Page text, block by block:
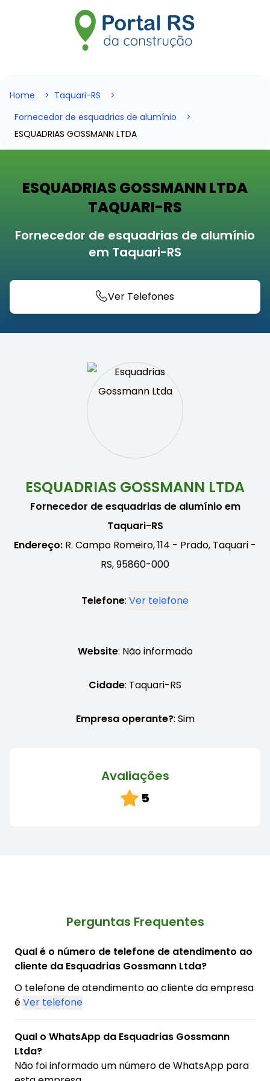
Home
Taquari-RS
Fornecedor de esquadrias de alumínio
ESQUADRIAS GOSSMANN LTDA
ESQUADRIAS GOSSMANN LTDA
TAQUARI-RS
Fornecedor de esquadrias de alumínio
em Taquari-RS
Ver Telefones
ESQUADRIAS GOSSMANN LTDA
Fornecedor de esquadrias de alumínio em
Taquari-RS
Endereço: R. Campo Romeiro, 114 - Prado, Taquari -
RS, 95860-000
Telefone: Ver telefone
Website: Não informado
Cidade: Taquari-RS
Empresa operante?: Sim
Avaliações
5
Perguntas Frequentes
Qual é o número de telefone de atendimento ao
cliente da Esquadrias Gossmann Ltda?
O telefone de atendimento ao cliente da empresa
éVer telefone
Qual o WhatsApp da Esquadrias Gossmann
Ltda?
Não foi informado um número de WhatsApp para